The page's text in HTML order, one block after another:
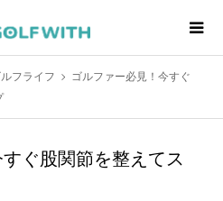
フライフ
ゴルファー必見！今すぐ
ぐ股関節を整えてス